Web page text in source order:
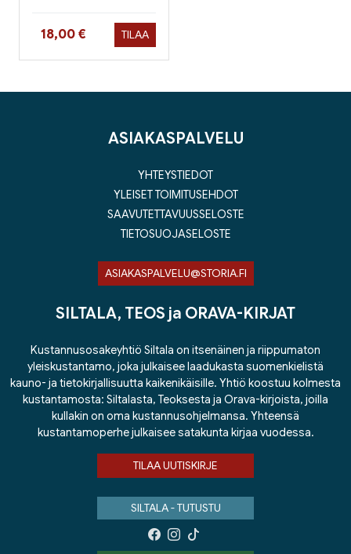
Hinta nyt
18,00 € TILAA
ASIAKASPALVELU
YHTEYSTIEDOT
YLEISET TOIMITUSEHDOT
SAAVUTETTAVUUSSELOSTE
TIETOSUOJASELOSTE
ASIAKASPALVELU@STORIA.FI
SILTALA, TEOS ja ORAVA-KIRJAT
Kustannusosakeyhtiö Siltala on itsenäinen ja riippumaton
yleiskustantamo, joka julkaisee laadukasta suomenkielistä
kauno- ja tietokirjallisuutta kaikenikäisille. Yhtiö koostuu kolmesta
kustantamosta: Siltalasta, Teoksesta ja Orava-kirjoista, joilla
kullakin on oma kustannusohjelmansa. Yhteensä
kustantamoperhe julkaisee satakunta kirjaa vuodessa.
TILAA UUTISKIRJE
SILTALA - TUTUSTU